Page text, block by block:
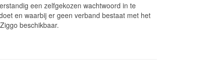
een zelfgekozen wachtwoord in te
en waarbij er geen verband bestaat met het
beschikbaar.